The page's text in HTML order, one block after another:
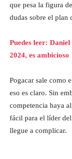
que pesa la figura
dudas sobre el plan
Puedes leer:
2024, es ambicioso
Pogacar sale como
eso es claro. Sin
competencia haya
fácil para el líder
llegue a complicar.